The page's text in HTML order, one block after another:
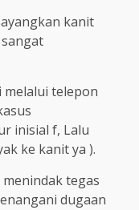
kanit
melalui telepon
inisial f, Lalu
ke kanit ya ).
tegas
dugaan